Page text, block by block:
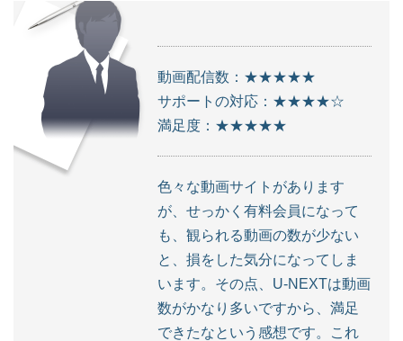
動画配信数：★★★★★
サポートの対応：★★★★☆
満足度：★★★★★
色々な動画サイトがあります
が、せっかく有料会員になって
も、観られる動画の数が少ない
と、損をした気分になってしま
います。その点、U-NEXTは動画
数がかなり多いですから、満足
できたなという感想です。これ